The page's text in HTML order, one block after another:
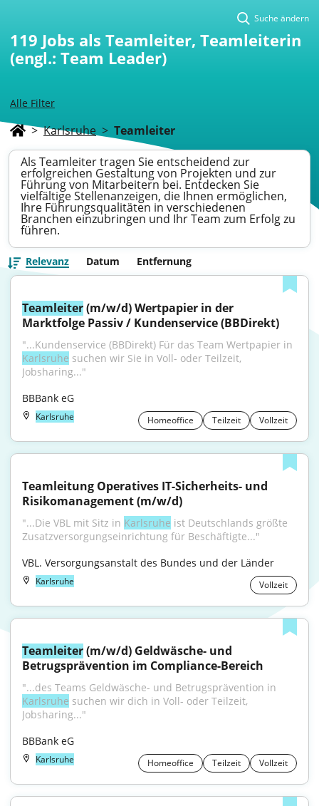
Alle Filter
Suche ändern
119 Jobs als Teamleiter, Teamleiterin
(engl.: Team Leader)
> Karlsruhe > Teamleiter
Als Teamleiter tragen Sie entscheidend zur
erfolgreichen Gestaltung von Projekten und zur
Führung von Mitarbeitern bei. Entdecken Sie
vielfältige Stellenanzeigen, die Ihnen ermöglichen,
Ihre Führungsqualitäten in verschiedenen
Branchen einzubringen und Ihr Team zum Erfolg zu
führen.
Relevanz Datum Entfernung
Teamleiter (m/w/d) Wertpapier in der
Marktfolge Passiv / Kundenservice (BBDirekt)
Karlsruhe suchen wir Sie in Voll- oder Teilzeit,
Jobsharing..."
BBBank eG
Karlsruhe Homeoffice Teilzeit Vollzeit
Teamleitung Operatives IT-Sicherheits- und
Risikomanagement (m/w/d)
"...Die VBL mit Sitz in Karlsruhe ist Deutschlands größte
Zusatzversorgungseinrichtung für Beschäftigte..."
VBL. Versorgungsanstalt des Bundes und der Länder
Karlsruhe Vollzeit
Teamleiter (m/w/d) Geldwäsche- und
Betrugsprävention im Compliance-Bereich
Karlsruhe suchen wir dich in Voll- oder Teilzeit,
Jobsharing..."
BBBank eG
Karlsruhe Homeoffice Teilzeit Vollzeit